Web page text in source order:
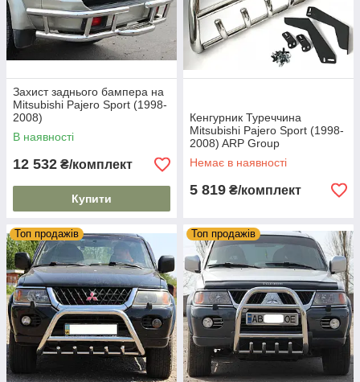
Захист заднього бампера на
Mitsubishi Pajero Sport (1998-
2008)
В наявності
12 532 ₴/комплект
Купити
Кенгурник Туреччина
Mitsubishi Pajero Sport (1998-
2008) ARP Group
Немає в наявності
5 819 ₴/комплект
Топ продажів Топ продажів